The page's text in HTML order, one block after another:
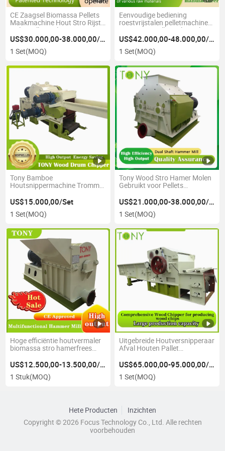
CE Zaagsel Biomassa Pellets
Maakmachine Hout Stro Rijst
Hulst Pellet Molen
US$30.000,00-38.000,00/Set
1 Set(MOQ)
Eenvoudige bediening
roestvrijstalen pelletmachine
ringmatrijs pelletmolen te koop
US$42.000,00-48.000,00/Set
1 Set(MOQ)
Tony Bamboe
Houtsnippermachine Trommel
Verpulpmachine
Geautomatiseerde Apparatuur
US$15.000,00/Set
1 Set(MOQ)
Tony Wood Stro Hamer Molen
Gebruikt voor Pellets
US$21.000,00-38.000,00/Set
1 Set(MOQ)
Hoge efficiëntie houtvermaler
biomassa stro hamerfrees
US$12.500,00-13.500,00/Stuk
1 Stuk(MOQ)
Uitgebreide Houtversnipperaar
Afval Houten Pallet
Volautomatische
US$65.000,00-95.000,00/Set
1 Set(MOQ)
Hete Producten
Inzichten
Copyright © 2026 Focus Technology Co., Ltd. Alle rechten
voorbehouden